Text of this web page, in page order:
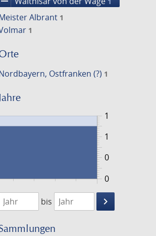
Albrant 1
1
Ostfranken (?) 1
0
1
0
1
1475
bis
keyboard_arrow_right
Suche